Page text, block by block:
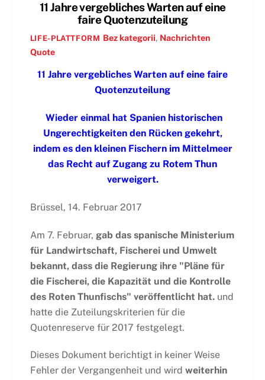
11 Jahre vergebliches Warten auf eine
faire Quotenzuteilung
LIFE-PLATTFORM Bez kategorii, Nachrichten
Quote
11 Jahre vergebliches Warten auf eine faire
Quotenzuteilung
Wieder einmal hat Spanien historischen
Ungerechtigkeiten den Rücken gekehrt,
indem es den kleinen Fischern im Mittelmeer
das Recht auf Zugang zu Rotem Thun
verweigert.
Brüssel, 14. Februar 2017
Am 7. Februar, gab das spanische Ministerium
für Landwirtschaft, Fischerei und Umwelt
bekannt, dass die Regierung ihre "Pläne für
die Fischerei, die Kapazität und die Kontrolle
des Roten Thunfischs" veröffentlicht hat.und
hatte die Zuteilungskriterien für die
Quotenreserve für 2017 festgelegt.
Dieses Dokument berichtigt in keiner Weise
Fehler der Vergangenheit und wird weiterhin